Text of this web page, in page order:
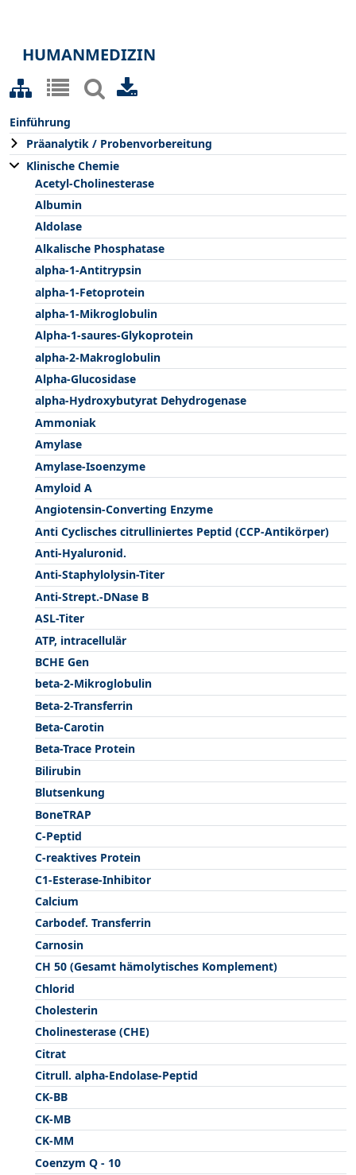
HUMANMEDIZIN
Einführung
Präanalytik / Probenvorbereitung
Klinische Chemie
Acetyl-Cholinesterase
Albumin
Aldolase
Alkalische Phosphatase
alpha-1-Antitrypsin
alpha-1-Fetoprotein
alpha-1-Mikroglobulin
Alpha-1-saures-Glykoprotein
alpha-2-Makroglobulin
Alpha-Glucosidase
alpha-Hydroxybutyrat Dehydrogenase
Ammoniak
Amylase
Amylase-Isoenzyme
Amyloid A
Angiotensin-Converting Enzyme
Anti Cyclisches citrulliniertes Peptid (CCP-Antikörper)
Anti-Hyaluronid.
Anti-Staphylolysin-Titer
Anti-Strept.-DNase B
ASL-Titer
ATP, intracellulär
BCHE Gen
beta-2-Mikroglobulin
Beta-2-Transferrin
Beta-Carotin
Beta-Trace Protein
Bilirubin
Blutsenkung
BoneTRAP
C-Peptid
C-reaktives Protein
C1-Esterase-Inhibitor
Calcium
Carbodef. Transferrin
Carnosin
CH 50 (Gesamt hämolytisches Komplement)
Chlorid
Cholesterin
Cholinesterase (CHE)
Citrat
Citrull. alpha-Endolase-Peptid
CK-BB
CK-MB
CK-MM
Coenzym Q - 10